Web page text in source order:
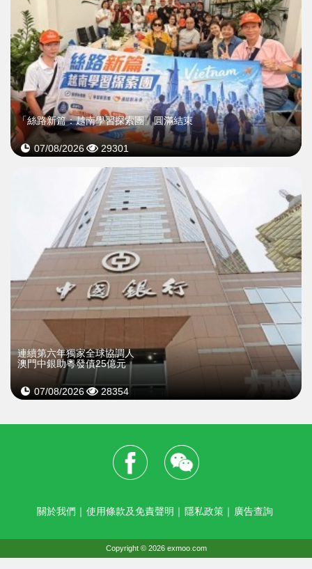
「絲路新篇：越南學習探索團」圓滿結束
07/08/2026 29301
連續第六年獨家全球協調人
澳門中銀助粵發債25億元
07/08/2026 28354
關於我們 ｜ 使用條款及免責聲明 ｜ 隱私政策 ｜ 廣告查詢
Copyright © 2026 exmoo.com